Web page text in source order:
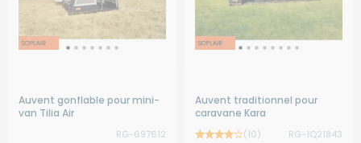
Auvent gonflable pour mini-
van Tilia Air
RG-697612
Auvent traditionnel pour
caravane Kara
(10)
RG-1Q21843